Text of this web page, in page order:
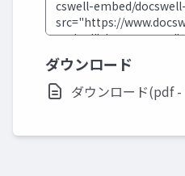
ダウンロード
ダウンロード(pdf -